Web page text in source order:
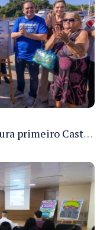
Governo do Amazonas inaugura primeiro Castramóvel Fluvial para atendimento veterinário às comunidades ribeirinhas e castração gratuita